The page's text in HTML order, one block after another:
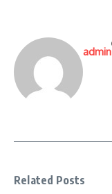
admin
Related Posts